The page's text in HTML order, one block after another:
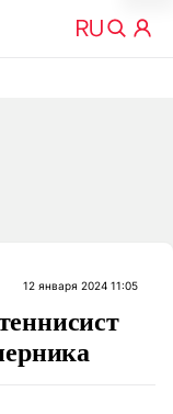
12 января 2024 11:05